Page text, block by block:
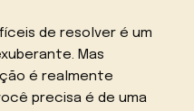
de resolver é um
Mas
é realmente
precisa é de uma